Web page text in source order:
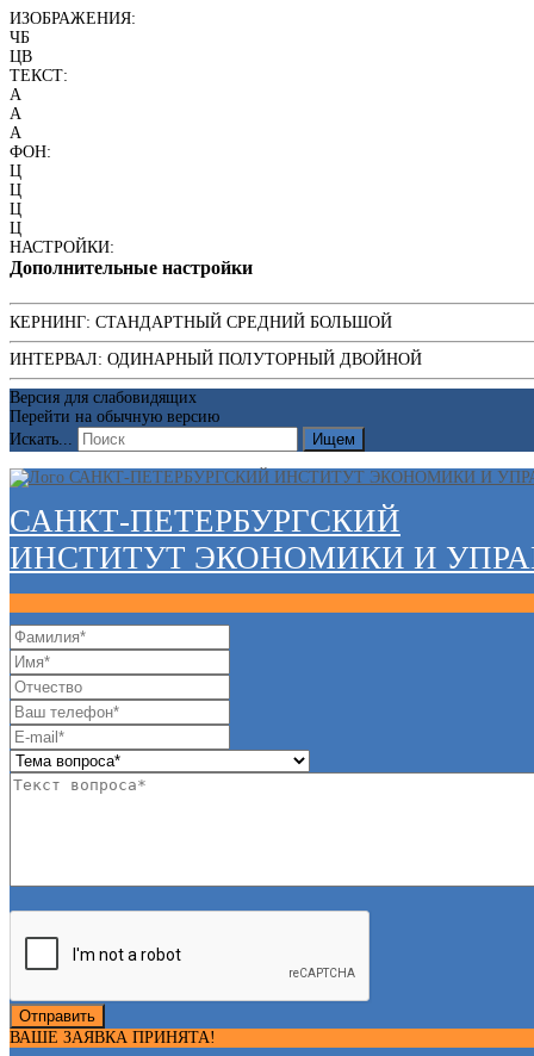
ИЗОБРАЖЕНИЯ:
ЧБ
ЦВ
ТЕКСТ:
A
A
A
ФОН:
Ц
Ц
Ц
Ц
НАСТРОЙКИ:
Дополнительные настройки
КЕРНИНГ: СТАНДАРТНЫЙ СРЕДНИЙ БОЛЬШОЙ
ИНТЕРВАЛ: ОДИНАРНЫЙ ПОЛУТОРНЫЙ ДВОЙНОЙ
Версия для слабовидящих
Перейти на обычную версию
Искать...
Ищем
САНКТ-ПЕТЕРБУРГСКИЙ
ИНСТИТУТ ЭКОНОМИКИ И
Отправить
ВАШЕ ЗАЯВКА ПРИНЯТА!